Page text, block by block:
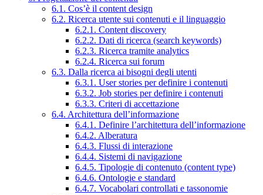
6.1. Cos’è il content design
6.2. Ricerca utente sui contenuti e il linguaggio
6.2.1. Content discovery
6.2.2. Dati di ricerca (search keywords)
6.2.3. Ricerca tramite analytics
6.2.4. Ricerca sui forum
6.3. Dalla ricerca ai bisogni degli utenti
6.3.1. User stories per definire i contenuti
6.3.2. Job stories per definire i contenuti
6.3.3. Criteri di accettazione
6.4. Architettura dell’informazione
6.4.1. Definire l’architettura dell’informazione
6.4.2. Alberatura
6.4.3. Flussi di interazione
6.4.4. Sistemi di navigazione
6.4.5. Tipologie di contenuto (content type)
6.4.6. Ontologie e standard
6.4.7. Vocabolari controllati e tassonomie